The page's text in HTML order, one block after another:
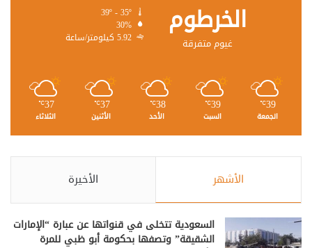
الخرطوم
غيوم متفرقة
30%
5.92 كيلومتر/ساعة
39
℃
الجمعة
39
℃
السبت
38
℃
الأحد
37
℃
الأثنين
37
℃
الثلاثاء
الأشهر الأخيرة
السعودية تتخلى في قنواتها عن عبارة “الإمارات
الشقيقة” وتصفها بحكومة أبو ظبي للمرة